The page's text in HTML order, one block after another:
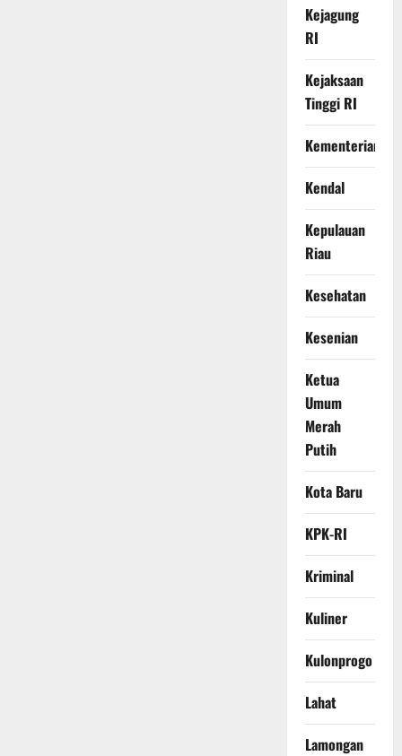
Kejagung
RI
Kejaksaan
Tinggi RI
Kementerian
Kendal
Kepulauan
Riau
Kesehatan
Kesenian
Ketua
Umum
Merah
Putih
Kota Baru
KPK-RI
Kriminal
Kuliner
Kulonprogo
Lahat
Lamongan